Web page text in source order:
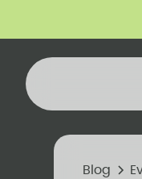
Blog